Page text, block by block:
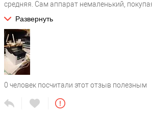
средняя. Сам аппарат немаленький,
вставить. В принципе аппарат рабочий.
Развернуть
0 человек посчитали этот отзыв полезным